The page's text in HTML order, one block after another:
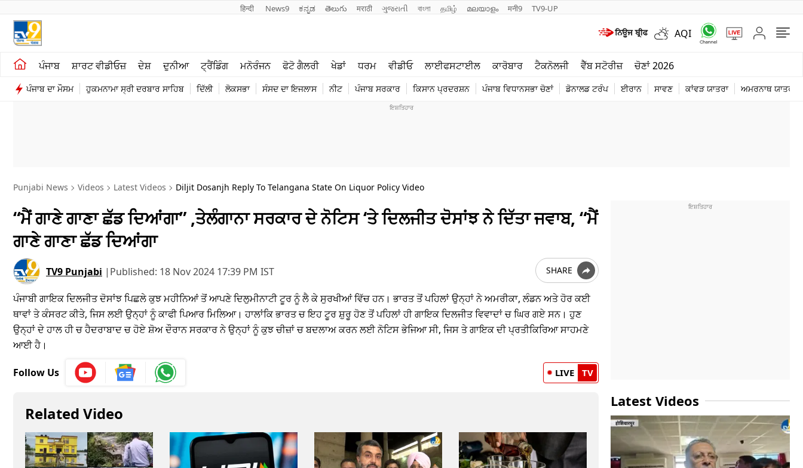
हिन्दी News9 ಕನ್ನಡ తెలుగు मराठी ગુજરાતી বাংলা தமிழ் മലയാളം मनी9 TV9-UP
AQI
ਪੰਜਾਬ ਸ਼ਾਰਟ ਵੀਡੀਓਜ਼ ਦੇਸ਼ ਦੁਨੀਆ ਟ੍ਰੈਂਡਿੰਗ ਮਨੋਰੰਜਨ ਫੋਟੋ ਗੈਲਰੀ ਖੇਡਾਂ ਧਰਮ ਵੀਡੀਓ ਲਾਈਫਸਟਾਈਲ ਕਾਰੋਬਾਰ ਟੈਕਨੋਲਜੀ ਵੈੱਬ ਸਟੋਰੀਜ਼ ਚੋਣਾਂ 2026
ਪੰਜਾਬ ਦਾ ਮੌਸਮ ਹੁਕਮਨਾਮਾ ਸ੍ਰੀ ਦਰਬਾਰ ਸਾਹਿਬ ਦਿੱਲੀ ਲੋਕਸਭਾ ਸੰਸਦ ਦਾ ਇਜਲਾਸ ਨੀਟ ਪੰਜਾਬ ਸਰਕਾਰ ਕਿਸਾਨ ਪ੍ਰਦਰਸ਼ਨ ਪੰਜਾਬ ਵਿਧਾਨਸਭਾ ਚੋਣਾਂ ਡੋਨਾਲਡ ਟਰੰਪ ਈਰਾਨ ਸਾਵਣ ਕਾਂਵੜ ਯਾਤਰਾ ਅਮਰਨਾਥ ਯਾਤਰਾ
ਖੇਤੀਬਾੜੀ
ਸ਼ਾਰਟ ਵੀਡੀਓਜ਼
ਮਨੋਰੰਜਨ
ਪੰਜਾਬ
ਟੈਕਨੋਲਜੀ
ਦੁਨੀਆ
Punjabi News Videos Latest Videos Diljit Dosanjh Reply To Telangana State On Liquor Policy Video
“ਮੈਂ ਗਾਣੇ ਗਾਣਾ ਛੱਡ ਦਿਆਂਗਾ” ,ਤੇਲੰਗਾਨਾ ਸਰਕਾਰ ਦੇ ਨੋਟਿਸ ‘ਤੇ ਦਿਲਜੀਤ ਦੋਸਾਂਝ ਨੇ ਦਿੱਤਾ ਜਵਾਬ, “ਮੈਂ
ਗਾਣੇ ਗਾਣਾ ਛੱਡ ਦਿਆਂਗਾ
TV9 Punjabi | Published: 18 Nov 2024 17:39 PM IST SHARE
ਪੰਜਾਬੀ ਗਾਇਕ ਦਿਲਜੀਤ ਦੋਸਾਂਝ ਪਿਛਲੇ ਕੁਝ ਮਹੀਨਿਆਂ ਤੋਂ ਆਪਣੇ ਦਿਲੁਮੀਨਾਟੀ ਟੂਰ ਨੂੰ ਲੈ ਕੇ ਸੁਰਖੀਆਂ ਵਿੱਚ ਹਨ। ਭਾਰਤ ਤੋਂ ਪਹਿਲਾਂ ਉਨ੍ਹਾਂ ਨੇ ਅਮਰੀਕਾ, ਲੰਡਨ ਅਤੇ ਹੋਰ ਕਈ
ਥਾਵਾਂ ਤੇ ਕੰਸਰਟ ਕੀਤੇ, ਜਿਸ ਲਈ ਉਨ੍ਹਾਂ ਨੂੰ ਕਾਫੀ ਪਿਆਰ ਮਿਲਿਆ। ਹਾਲਾਂਕਿ ਭਾਰਤ ਚ ਇਹ ਟੂਰ ਸ਼ੁਰੂ ਹੋਣ ਤੋਂ ਪਹਿਲਾਂ ਹੀ ਗਾਇਕ ਦਿਲਜੀਤ ਵਿਵਾਦਾਂ ਚ ਘਿਰ ਗਏ ਸਨ। ਹੁਣ
ਉਨ੍ਹਾਂ ਦੇ ਹਾਲ ਹੀ ਚ ਹੈਦਰਾਬਾਦ ਚ ਹੋਏ ਸ਼ੋਅ ਦੌਰਾਨ ਸਰਕਾਰ ਨੇ ਉਨ੍ਹਾਂ ਨੂੰ ਕੁਝ ਚੀਜ਼ਾਂ ਚ ਬਦਲਾਅ ਕਰਨ ਲਈ ਨੋਟਿਸ ਭੇਜਿਆ ਸੀ, ਜਿਸ ਤੇ ਗਾਇਕ ਦੀ ਪ੍ਰਤੀਕਿਰਿਆ ਸਾਹਮਣੇ
ਆਈ ਹੈ।
Follow Us LIVE TV
Related Video
Latest Videos